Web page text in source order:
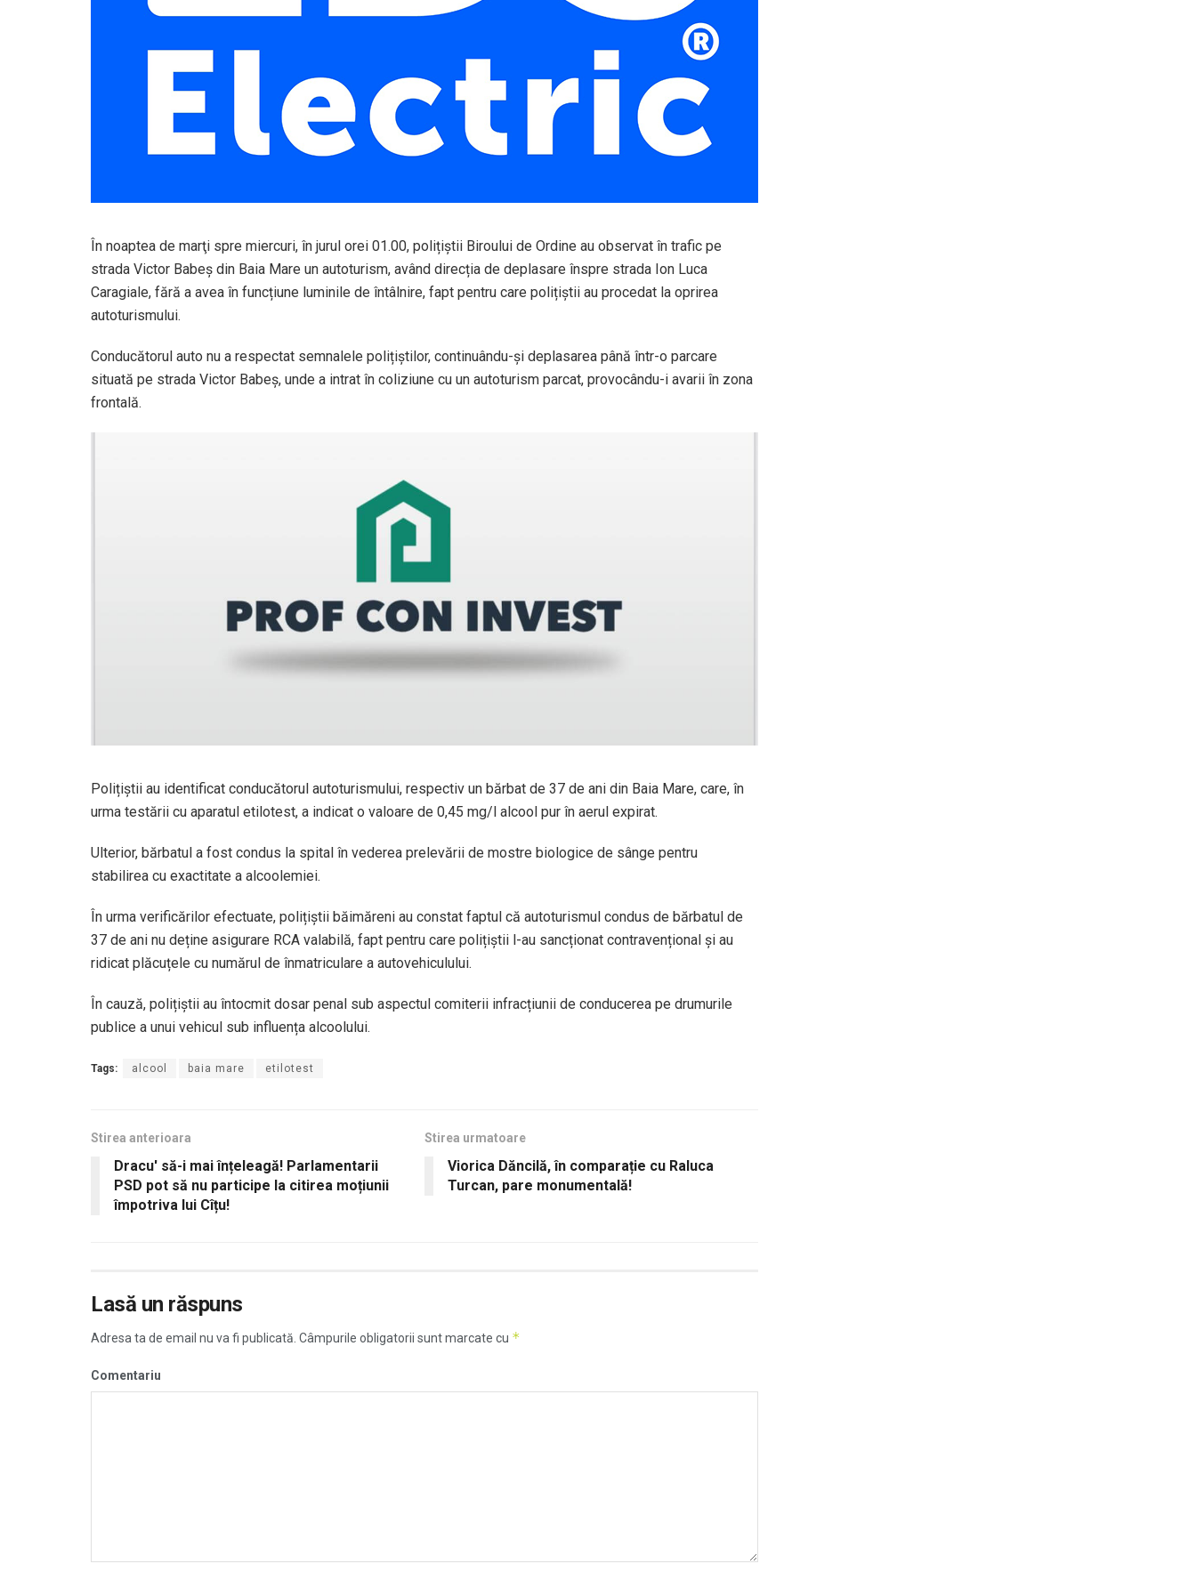
În noaptea de marţi spre miercuri, în jurul orei 01.00, polițiștii Biroului de Ordine au observat în trafic pe
strada Victor Babeș din Baia Mare un autoturism, având direcția de deplasare înspre strada Ion Luca
Caragiale, fără a avea în funcțiune luminile de întâlnire, fapt pentru care polițiștii au procedat la oprirea
autoturismului.
Conducătorul auto nu a respectat semnalele polițiștilor, continuându-și deplasarea până într-o parcare
situată pe strada Victor Babeș, unde a intrat în coliziune cu un autoturism parcat, provocându-i avarii în zona
frontală.
Polițiștii au identificat conducătorul autoturismului, respectiv un bărbat de 37 de ani din Baia Mare, care, în
urma testării cu aparatul etilotest, a indicat o valoare de 0,45 mg/l alcool pur în aerul expirat.
Ulterior, bărbatul a fost condus la spital în vederea prelevării de mostre biologice de sânge pentru
stabilirea cu exactitate a alcoolemiei.
În urma verificărilor efectuate, polițiștii băimăreni au constat faptul că autoturismul condus de bărbatul de
37 de ani nu deține asigurare RCA valabilă, fapt pentru care polițiștii l-au sancționat contravențional și au
ridicat plăcuțele cu numărul de înmatriculare a autovehiculului.
În cauză, polițiștii au întocmit dosar penal sub aspectul comiterii infracțiunii de conducerea pe drumurile
publice a unui vehicul sub influența alcoolului.
Tags: alcool baia mare etilotest
Stirea anterioara
Dracu' să-i mai înțeleagă! Parlamentarii
PSD pot să nu participe la citirea moțiunii
împotriva lui Cîțu!
Stirea urmatoare
Viorica Dăncilă, în comparație cu Raluca
Turcan, pare monumentală!
Lasă un răspuns
Adresa ta de email nu va fi publicată. Câmpurile obligatorii sunt marcate cu *
Comentariu